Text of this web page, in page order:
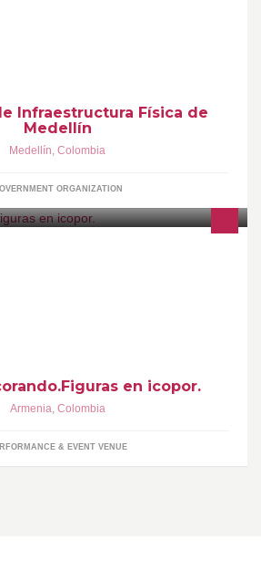
Infraestructura Física de
Medellín
Medellín, Colombia
ORGANIZATION
en icopor.
Armenia, Colombia
& EVENT VENUE